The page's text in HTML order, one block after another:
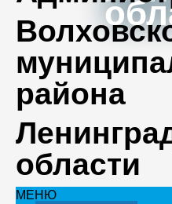
района
области
МЕНЮ